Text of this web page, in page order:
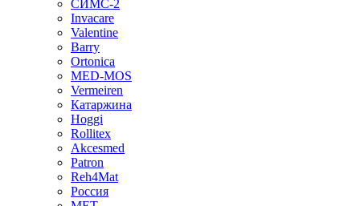
СИМС-2
Invacare
Valentine
Barry
Ortonica
MED-MOS
Vermeiren
Катаржина
Hoggi
Rollitex
Akcesmed
Patron
Reh4Mat
Россия